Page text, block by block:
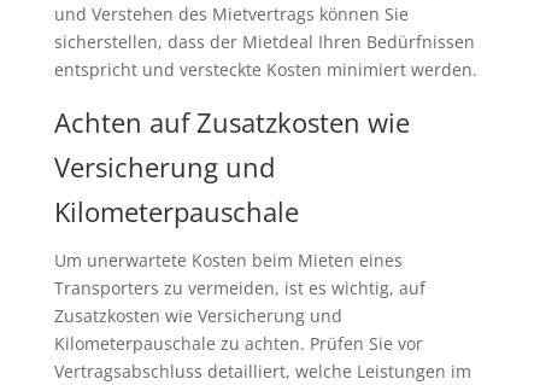
und Verstehen des Mietvertrags können Sie
sicherstellen, dass der Mietdeal Ihren Bedürfnissen
entspricht und versteckte Kosten minimiert werden.
Achten auf Zusatzkosten wie
Versicherung und
Kilometerpauschale
Um unerwartete Kosten beim Mieten eines
Transporters zu vermeiden, ist es wichtig, auf
Zusatzkosten wie Versicherung und
Kilometerpauschale zu achten. Prüfen Sie vor
Vertragsabschluss detailliert, welche Leistungen im